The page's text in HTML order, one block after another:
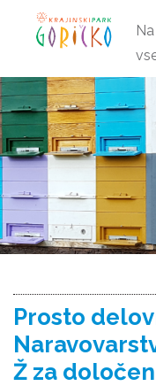
Na
Prosto
Ž za